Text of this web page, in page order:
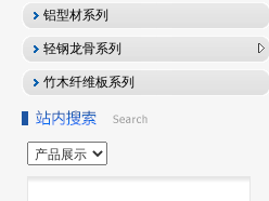
铝型材系列
轻钢龙骨系列
竹木纤维板系列